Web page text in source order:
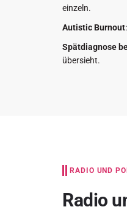
einzeln.
Autistic Burnout
Spätdiagnose
übersieht.
RADIO UND
Radio